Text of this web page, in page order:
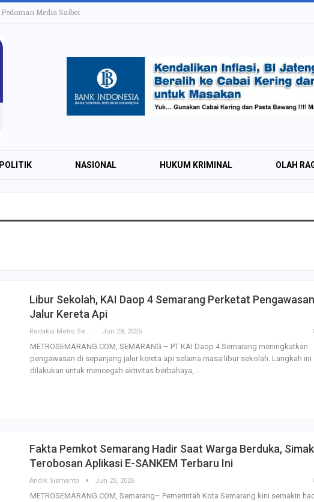
Pedoman Media Saiber
POLITIK NASIONAL HUKUM KRIMINAL OLAH
Libur Sekolah, KAI Daop 4 Semarang Perketat Pengawasan
Jalur Kereta Api
Redaksi Metro Semarang Jun 28, 2026
METROSEMARANG.COM, SEMARANG – PT KAI Daop 4 Semarang meningkatkan
pengawasan di sepanjang jalur kereta api selama masa libur sekolah. Langkah ini
dilakukan untuk mencegah aktivitas berbahaya,…
Fakta Pemkot Semarang Hadir Saat Warga Berduka, Simak
Terobosan Aplikasi E-SANKEM Terbaru Ini
Andik Sismanto Jun 25, 2026
METROSEMARANG.COM, Semarang– Pemerintah Kota Semarang kini semakin
Wisman pada
Tempe Mendoan
Relawan “Aksi
Gibran” Gelar
Penguatan